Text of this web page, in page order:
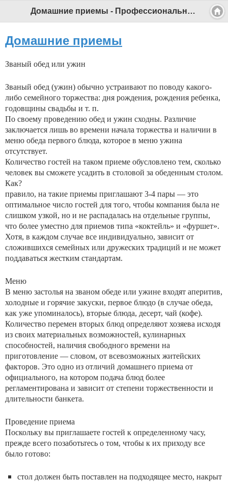
Домашние приемы - Профессиональный педагог
Домашние приемы
Званый обед или ужин
Званый обед (ужин) обычно устраивают по поводу какого-
либо семейного торжества: дня рождения, рождения ребенка,
годовщины свадьбы и т. п.
По своему проведению обед и ужин сходны. Различие
заключается лишь во времени начала торжества и наличии в
меню обеда первого блюда, которое в меню ужина
отсутствует.
Количество гостей на таком приеме обусловлено тем, сколько
человек вы сможете усадить в столовой за обеденным столом.
Как?
правило, на такие приемы приглашают 3-4 пары — это
оптимальное число гостей для того, чтобы компания была не
слишком узкой, но и не распадалась на отдельные группы,
что более уместно для приемов типа «коктейль» и «фуршет».
Хотя, в каждом случае все индивидуально, зависит от
сложившихся семейных или дружеских традиций и не может
поддаваться жестким стандартам.
Меню
В меню застолья на званом обеде или ужине входят аперитив,
холодные и горячие закуски, первое блюдо (в случае обеда,
как уже упоминалось), вторые блюда, десерт, чай (кофе).
Количество перемен вторых блюд определяют хозяева исходя
из своих материальных возможностей, кулинарных
способностей, наличия свободного времени на
приготовление — словом, от всевозможных житейских
факторов. Это одно из отличий домашнего приема от
официального, на котором подача блюд более
регламентирована и зависит от степени торжественности и
длительности банкета.
Проведение приема
Поскольку вы приглашаете гостей к определенному часу,
прежде всего позаботьтесь о том, чтобы к их приходу все
было готово:
стол должен быть поставлен на подходящее место, накрыт